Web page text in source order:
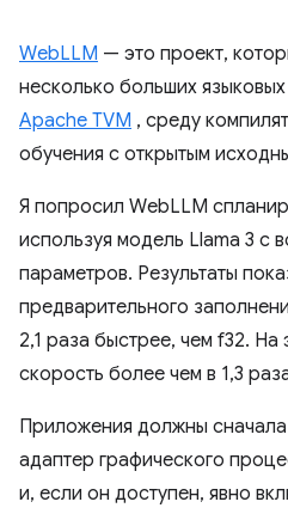
WebLLM — это проект,
несколько больших
Apache TVM , среду
обучения с открытым
Я попросил WebLLM
используя модель Llama 3 с
параметров. Результаты
предварительного
2,1 раза быстрее, чем f32.
скорость более чем в 1,3
Приложения должны сначала
адаптер графического
и, если он доступен, явно